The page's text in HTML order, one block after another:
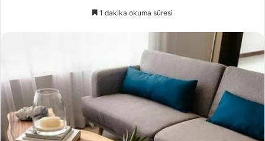
1 dakika okuma süresi